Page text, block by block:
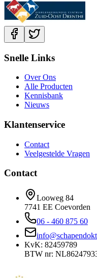
Snelle Links
Over Ons
Alle Producten
Kennisbank
Nieuws
Klantenservice
Contact
Veelgestelde Vragen
Contact
Looweg 84
7741 EE Coevorden
06 - 460 875 60
KvK: 82459789
BTW nr: